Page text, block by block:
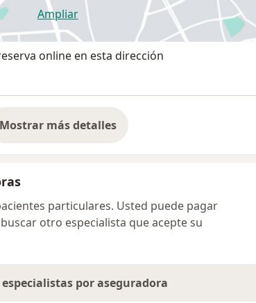
Ampliarse abre en una nueva pestaña
online en esta dirección
Mostrar más detalles
sobre la dirección
particulares. Usted puede pagar
otro especialista que acepte su
especialistas por aseguradora